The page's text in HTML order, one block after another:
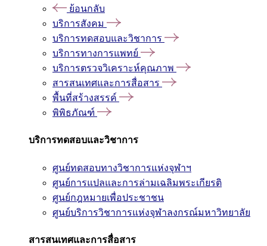
ย้อนกลับ
บริการสังคม
บริการทดสอบและวิชาการ
บริการทางการแพทย์
บริการตรวจวิเคราะห์คุณภาพ
สารสนเทศและการสื่อสาร
พื้นที่สร้างสรรค์
พิพิธภัณฑ์
บริการทดสอบและวิชาการ
ศูนย์ทดสอบทางวิชาการแห่งจุฬาฯ
ศูนย์การแปลและการล่ามเฉลิมพระเกียรติ
ศูนย์กฎหมายเพื่อประชาชน
ศูนย์บริการวิชาการแห่งจุฬาลงกรณ์มหาวิทยาลัย
สารสนเทศและการสื่อสาร